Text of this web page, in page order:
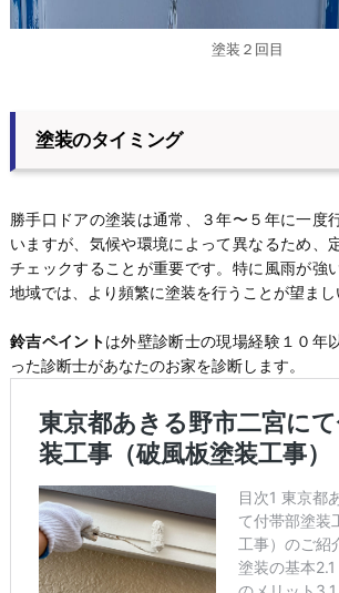
塗装２回目
塗装のタイミング
勝手口ドアの塗装は通常、３年〜５年に一度
いますが、気候や環境によって異なるため、
チェックすることが重要です。特に風雨が強
地域では、より頻繁に塗装を行うことが望まし
鈴吉ペイントは外壁診断士の現場経験１０年
った診断士があなたのお家を診断します。